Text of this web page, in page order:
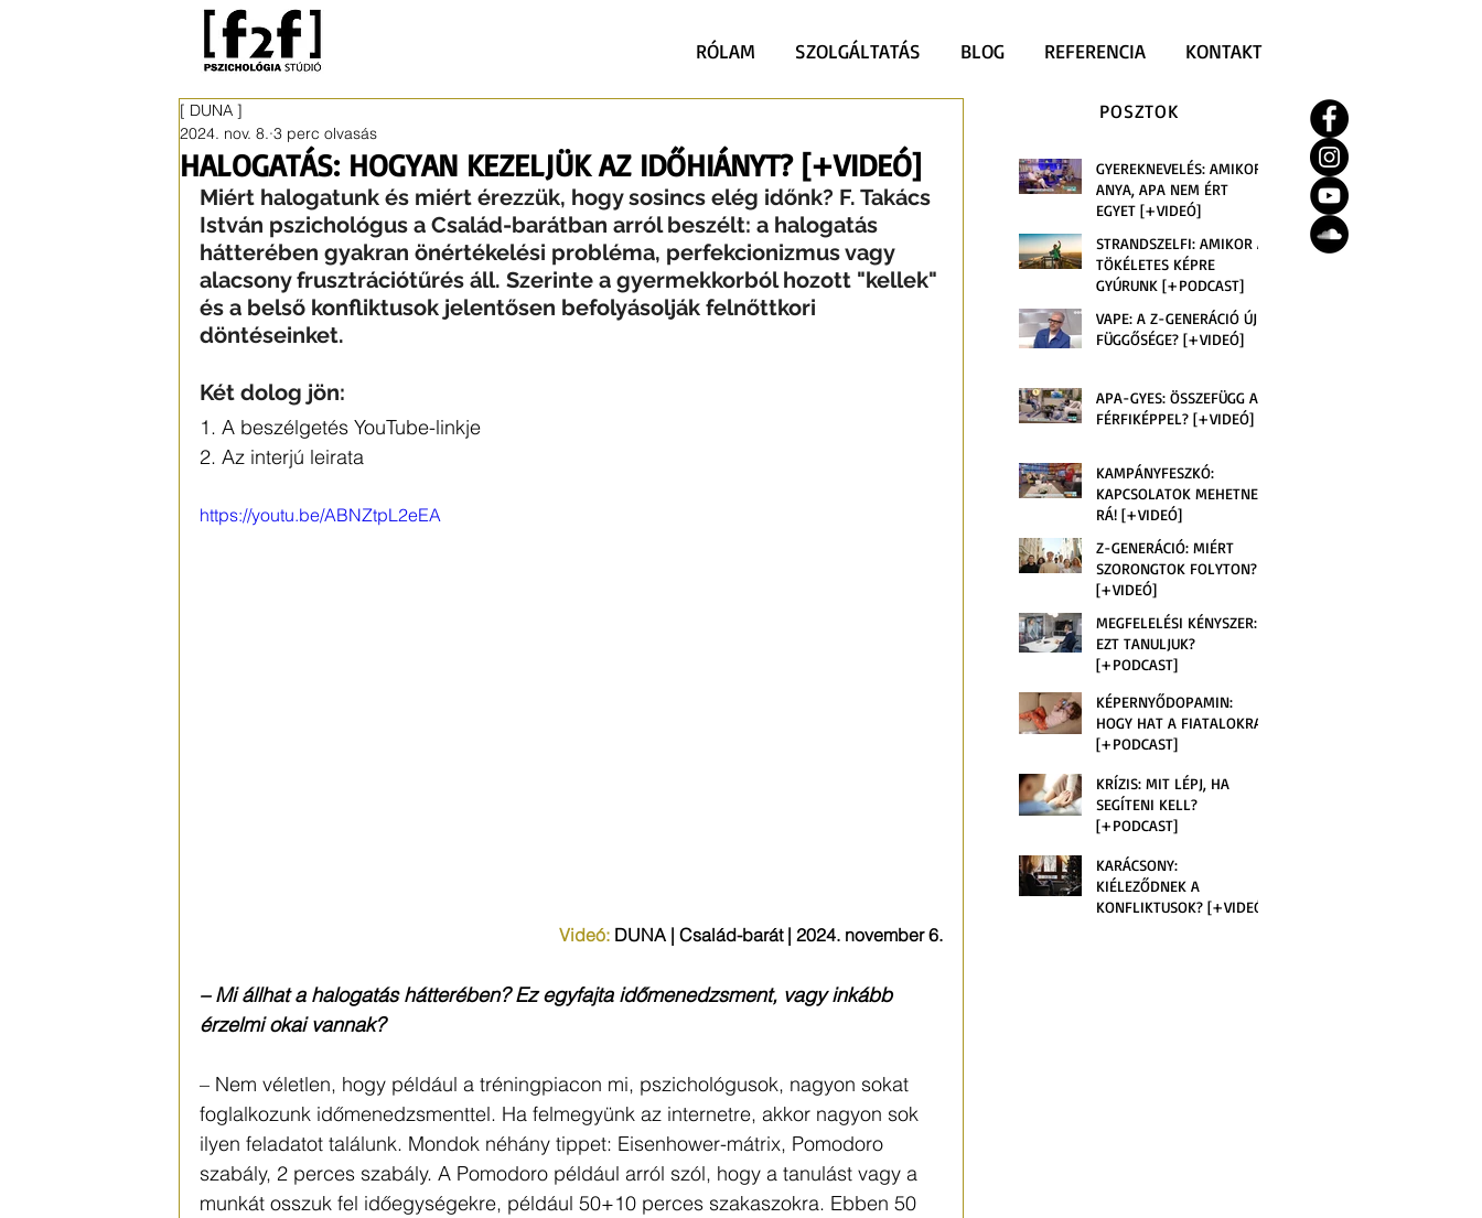
RÓLAM SZOLGÁLTATÁS BLOG REFERENCIA KONTAKT
HALOGATÁS: HOGYAN KEZELJÜK AZ IDŐHIÁNYT? [+VIDEÓ]
[ DUNA ]
2024. nov. 8. 3 perc olvasás
Miért halogatunk és miért érezzük, hogy sosincs elég időnk? F. Takács
István pszichológus a Család-barátban arról beszélt: a halogatás
hátterében gyakran önértékelési probléma, perfekcionizmus vagy
alacsony frusztrációtűrés áll. Szerinte a gyermekkorból hozott "kellek"
és a belső konfliktusok jelentősen befolyásolják felnőttkori
döntéseinket.
Két dolog jön:
1. A beszélgetés YouTube-linkje
2. Az interjú leirata
https://youtu.be/ABNZtpL2eEA
Videó: DUNA | Család-barát | 2024. november 6.
– Mi állhat a halogatás hátterében? Ez egyfajta időmenedzsment, vagy inkább
érzelmi okai vannak?
– Nem véletlen, hogy például a tréningpiacon mi, pszichológusok, nagyon sokat
foglalkozunk időmenedzsmenttel. Ha felmegyünk az internetre, akkor nagyon sok
ilyen feladatot találunk. Mondok néhány tippet: Eisenhower-mátrix, Pomodoro
szabály, 2 perces szabály. A Pomodoro például arról szól, hogy a tanulást vagy a
munkát osszuk fel időegységekre, például 50+10 perces szakaszokra. Ebben 50
POSZTOK
GYEREKNEVELÉS: AMIKOR
ANYA, APA NEM ÉRT
EGYET [+VIDEÓ]
STRANDSZELFI: AMIKOR A
TÖKÉLETES KÉPRE
GYÚRUNK [+PODCAST]
VAPE: A Z-GENERÁCIÓ ÚJ
FÜGGŐSÉGE? [+VIDEÓ]
APA-GYES: ÖSSZEFÜGG A
FÉRFIKÉPPEL? [+VIDEÓ]
KAMPÁNYFESZKÓ:
KAPCSOLATOK MEHETNEK
RÁ! [+VIDEÓ]
Z-GENERÁCIÓ: MIÉRT
SZORONGTOK FOLYTON?
[+VIDEÓ]
MEGFELELÉSI KÉNYSZER:
EZT TANULJUK?
[+PODCAST]
KÉPERNYŐDOPAMIN:
HOGY HAT A FIATALOKRA?
[+PODCAST]
KRÍZIS: MIT LÉPJ, HA
SEGÍTENI KELL?
[+PODCAST]
KARÁCSONY:
KIÉLEZŐDNEK A
KONFLIKTUSOK? [+VIDEÓ]